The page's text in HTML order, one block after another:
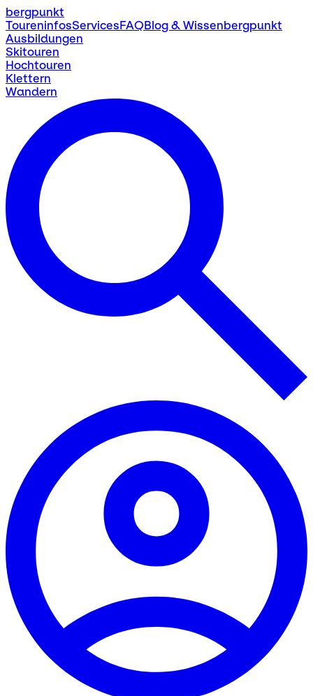
bergpunkt
ToureninfosServicesFAQBlog & Wissenbergpunkt
Ausbildungen
Skitouren
Hochtouren
Klettern
Wandern